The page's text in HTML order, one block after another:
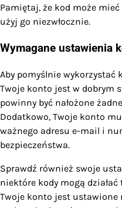
Pamiętaj, że kod może
użyj go niezwłocznie.
Wymagane ustawienia
Aby pomyślnie wykorzystać
Twoje konto jest w dobrym
powinny być nałożone
Dodatkowo, Twoje konto
ważnego adresu e-mail i
bezpieczeństwa.
Sprawdź również swoje
niektóre kody mogą
Twoje konto jest